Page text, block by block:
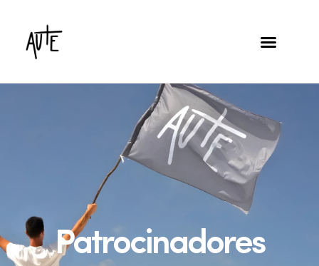
Patrocinadores